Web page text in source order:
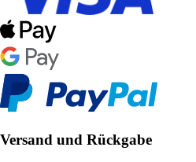
Versand und Rückgabe